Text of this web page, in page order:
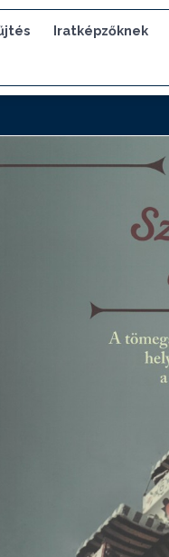
Iratképzőknek